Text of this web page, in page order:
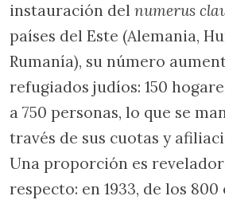
instauración del numerus
países del Este (Alemania,
Rumanía), su número
refugiados judíos: 150
a 750 personas, lo que se
través de sus cuotas y
Una proporción es
respecto: en 1933, de los